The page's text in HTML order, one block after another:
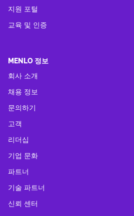
지원 포털
교육 및 인증
MENLO 정보
회사 소개
채용 정보
문의하기
고객
리더십
기업 문화
파트너
기술 파트너
신뢰 센터